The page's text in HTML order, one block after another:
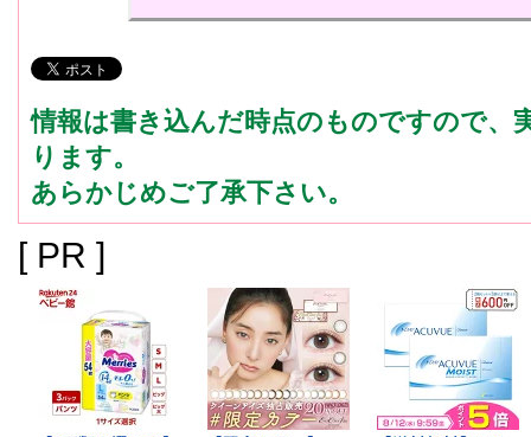
情報は書き込んだ時点のものですので、
ります。
あらかじめご了承下さい。
[ PR ]